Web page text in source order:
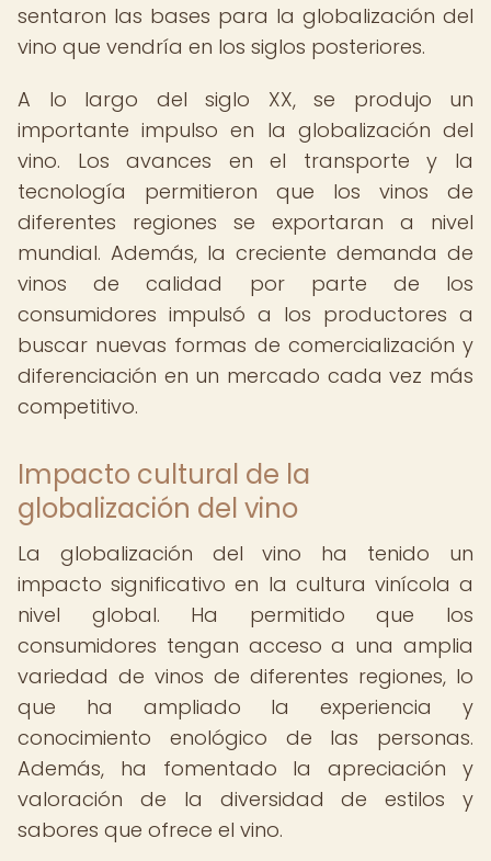
sentaron las bases para la globalización del
vino que vendría en los siglos posteriores.
A lo largo del siglo XX, se produjo un
importante impulso en la globalización del
vino. Los avances en el transporte y la
tecnología permitieron que los vinos de
diferentes regiones se exportaran a nivel
mundial. Además, la creciente demanda de
vinos de calidad por parte de los
consumidores impulsó a los productores a
buscar nuevas formas de comercialización y
diferenciación en un mercado cada vez más
competitivo.
Impacto cultural de la
globalización del vino
La globalización del vino ha tenido un
impacto significativo en la cultura vinícola a
nivel global. Ha permitido que los
consumidores tengan acceso a una amplia
variedad de vinos de diferentes regiones, lo
que ha ampliado la experiencia y
conocimiento enológico de las personas.
Además, ha fomentado la apreciación y
valoración de la diversidad de estilos y
sabores que ofrece el vino.